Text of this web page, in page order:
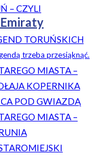
– CZYLI
TORUŃSKICH
trzeba przesiąknąć.
MIASTA –
KOPERNIKA
POD GWIAZDĄ
MIASTA –